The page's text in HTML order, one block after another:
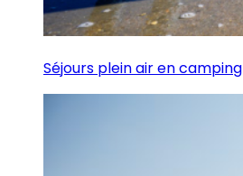
Séjours plein air en camping